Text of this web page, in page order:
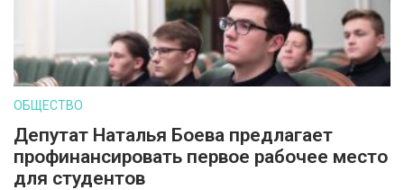
ОБЩЕСТВО
Депутат Наталья Боева предлагает
профинансировать первое рабочее место
для студентов